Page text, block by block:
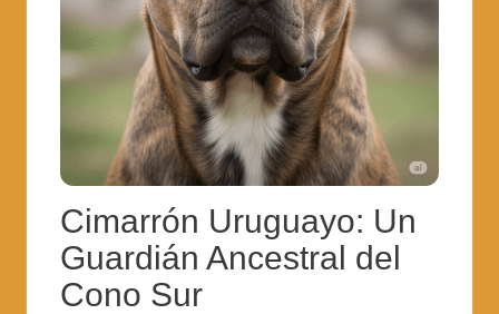
Cimarrón Uruguayo: Un
Guardián Ancestral del
Cono Sur